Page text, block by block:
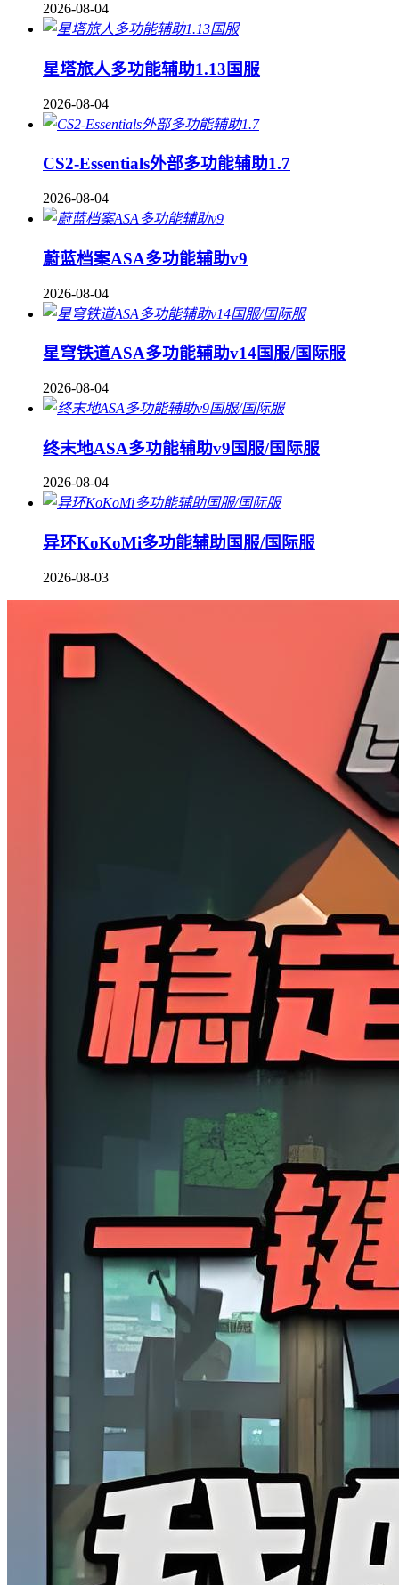
2026-08-04
星塔旅人多功能辅助1.13国服
2026-08-04
CS2-Essentials外部多功能辅助1.7
2026-08-04
蔚蓝档案ASA多功能辅助v9
2026-08-04
星穹铁道ASA多功能辅助v14国服/国际服
2026-08-04
终末地ASA多功能辅助v9国服/国际服
2026-08-04
异环KoKoMi多功能辅助国服/国际服
2026-08-03